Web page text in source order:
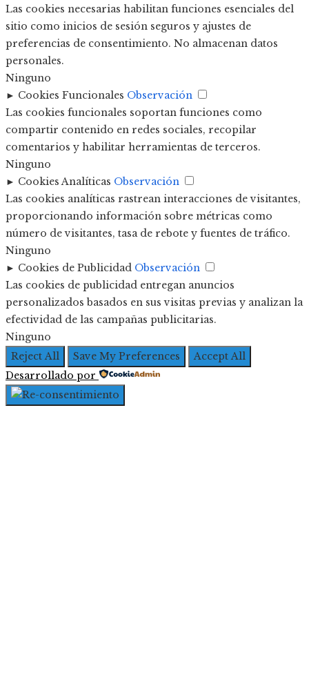
Las cookies necesarias habilitan funciones esenciales del
sitio como inicios de sesión seguros y ajustes de
preferencias de consentimiento. No almacenan datos
personales.
Ninguno
► Cookies Funcionales Observación
Las cookies funcionales soportan funciones como
compartir contenido en redes sociales, recopilar
comentarios y habilitar herramientas de terceros.
Ninguno
► Cookies Analíticas Observación
Las cookies analíticas rastrean interacciones de visitantes,
proporcionando información sobre métricas como
número de visitantes, tasa de rebote y fuentes de tráfico.
Ninguno
► Cookies de Publicidad Observación
Las cookies de publicidad entregan anuncios
personalizados basados en sus visitas previas y analizan la
efectividad de las campañas publicitarias.
Ninguno
Reject All
Save My Preferences
Accept All
Desarrollado por